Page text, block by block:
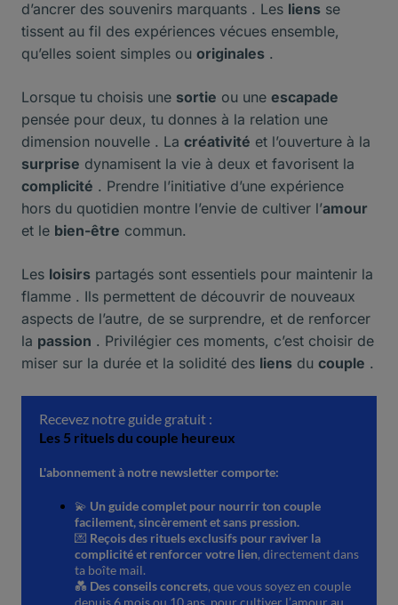
d’ancrer des souvenirs marquants . Les liens se
tissent au fil des expériences vécues ensemble,
qu’elles soient simples ou originales .
Lorsque tu choisis une sortie ou une escapade
pensée pour deux, tu donnes à la relation une
dimension nouvelle . La créativité et l’ouverture à la
surprise dynamisent la vie à deux et favorisent la
complicité . Prendre l’initiative d’une expérience
hors du quotidien montre l’envie de cultiver l’amour
et le bien-être commun.
Les loisirs partagés sont essentiels pour maintenir la
flamme . Ils permettent de découvrir de nouveaux
aspects de l’autre, de se surprendre, et de renforcer
la passion . Privilégier ces moments, c’est choisir de
miser sur la durée et la solidité des liens du couple .